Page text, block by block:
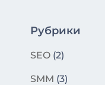
Рубрики
SEO (2)
SMM (3)